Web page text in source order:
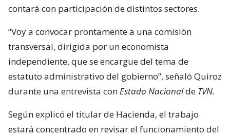
contará con participación de distintos sectores.
“Voy a convocar prontamente a una comisión
transversal, dirigida por un economista
independiente, que se encargue del tema de
estatuto administrativo del gobierno”, señaló Quiroz
durante una entrevista con Estado Nacionalde TVN.
Según explicó el titular de Hacienda, el trabajo
estará concentrado en revisar el funcionamiento del